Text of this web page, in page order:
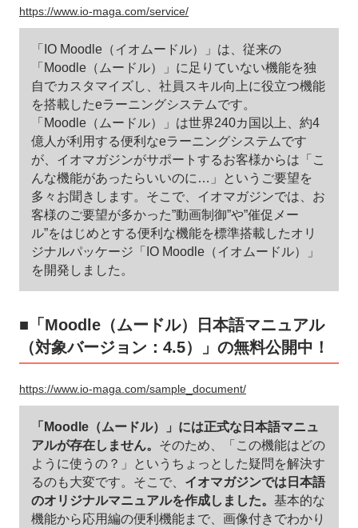
https://www.io-maga.com/service/
「IO Moodle（イオムードル）」は、従来の
「Moodle（ムードル）」に足りていない機能を独
自でカスタマイズし、社員スキル向上に役立つ機能
を搭載したeラーニングシステムです。
「Moodle（ムードル）」は世界240カ国以上、約4
億人が利用する便利なeラーニングシステムです
が、イオマガジンがサポートするお客様からは「こ
んな機能があったらいいのに…」というご要望を
多々お聞きします。そこで、イオマガジンでは、お
客様のご要望が多かった”動画制御”や”催促メー
ル”をはじめとする便利な機能を標準搭載したオリ
ジナルパッケージ「IO Moodle（イオムードル）」
を開発しました。
■「Moodle（ムードル）日本語マニュアル
（対象バージョン：4.5）」の無料公開中！
https://www.io-maga.com/sample_document/
「Moodle（ムードル）」には正式な日本語マニュ
アルが存在しません。 そのため、「この機能はどの
ように使うの？」というちょっとした疑問を解決す
るのも大変です。そこで、 イオマガジンでは日本語
のオリジナルマニュアルを作成しました。 基本的な
機能から応用編の便利機能まで、画像付きでわかり